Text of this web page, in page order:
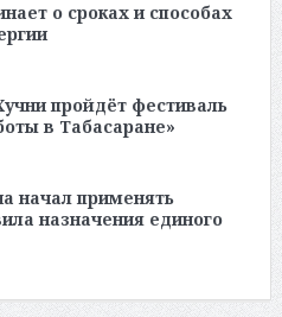
о сроках и способах
пройдёт фестиваль
в Табасаране»
начал применять
назначения единого